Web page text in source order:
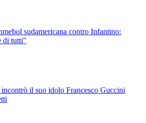
sudamericana contro Infantino:
di tutti"
il suo idolo Francesco Guccini